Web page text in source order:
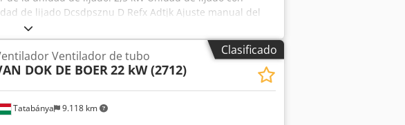
de lijado Dcsdpsznu D Refx Adtjk Ajuste manual del
Velocidad de avance regulable mediante variador
Clasificado
Tatabánya 9.118 km
Ventilador de tubo
DOK DE BOER 22 kW (2712)